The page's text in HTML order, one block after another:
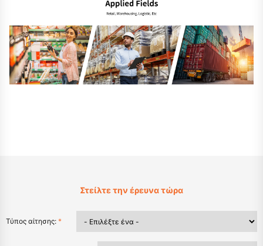
Στείλτε την έρευνα τώρα
Τύπος αίτησης: *